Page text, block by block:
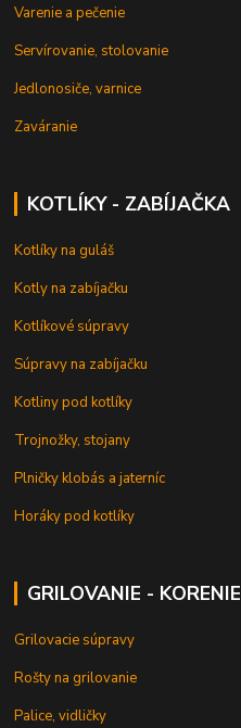
Varenie a pečenie
Servírovanie, stolovanie
Jedlonosiče, varnice
Zaváranie
KOTLÍKY - ZABÍJAČKA
Kotlíky na guláš
Kotly na zabíjačku
Kotlíkové súpravy
Súpravy na zabíjačku
Kotliny pod kotlíky
Trojnožky, stojany
Plničky klobás a jaterníc
Horáky pod kotlíky
GRILOVANIE - KORENIE
Grilovacie súpravy
Rošty na grilovanie
Palice, vidličky